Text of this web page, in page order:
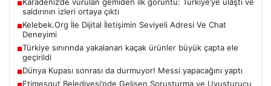
■
saldırının izleri ortaya çıktı
■Kelebek.Org İle Dijital İletişimin Seviyeli Adresi Ve Chat
Deneyimi
■Türkiye sınırında yakalanan kaçak ürünler büyük çapta ele
geçirildi
■Dünya Kupası sonrası da durmuyor! Messi yapacağını yaptı
■Etimesgut Belediyesi’nde Gelişen Soruşturma ve Uyuşturucu